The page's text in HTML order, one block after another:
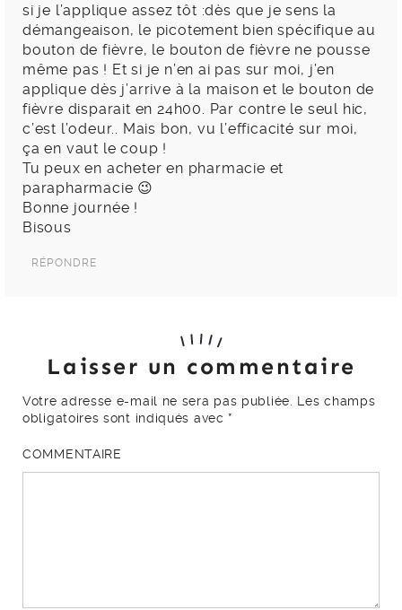
si je l’applique assez tôt :dès que je sens la
démangeaison, le picotement bien spécifique au
bouton de fièvre, le bouton de fièvre ne pousse
même pas ! Et si je n’en ai pas sur moi, j’en
applique dès j’arrive à la maison et le bouton de
fièvre disparait en 24h00. Par contre le seul hic,
c’est l’odeur.. Mais bon, vu l’efficacité sur moi,
ça en vaut le coup !
Tu peux en acheter en pharmacie et
parapharmacie 😉
Bonne journée !
Bisous
RÉPONDRE
Laisser un commentaire
Votre adresse e-mail ne sera pas publiée.
Les champs
obligatoires sont indiqués avec *
COMMENTAIRE